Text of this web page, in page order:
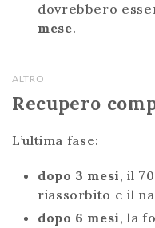
dovrebbero
mese.
ALTRO
Recupero
L’ultima fase:
dopo 3 mesi, il
riassorbito e il
dopo 6 mesi, la